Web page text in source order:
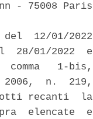
- 75008 Paris
del  12/01/2022
28/01/2022  e
1-bis,
n.  219,
lotti recanti  la
elencate  e